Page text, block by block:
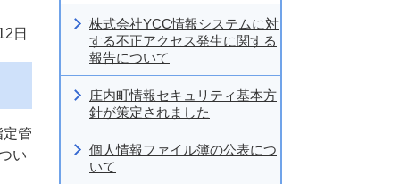
日
管
い
株式会社YCC情報システムに対
する不正アクセス発生に関する
報告について
庄内町情報セキュリティ基本方
針が策定されました
個人情報ファイル簿の公表につ
いて